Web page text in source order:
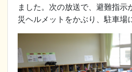
ました。次の放送で、避難指示
災ヘルメットをかぶり、駐車場